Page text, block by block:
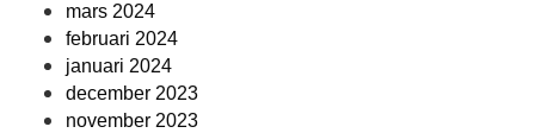
mars 2024
februari 2024
januari 2024
december 2023
november 2023